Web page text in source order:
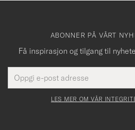
ABONNER PÅ VÅRT
Få inspirasjon og tilgang til
postadresse
felt
Tack
för
LES MER OM VÅR